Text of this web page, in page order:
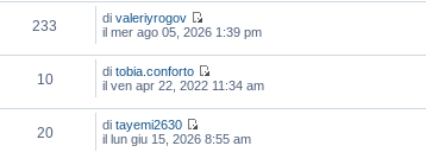
233 divaleriyrogov
il mer ago 05, 2026 1:39 pm
10 ditobia.conforto
il ven apr 22, 2022 11:34 am
20 ditayemi2630
il lun giu 15, 2026 8:55 am